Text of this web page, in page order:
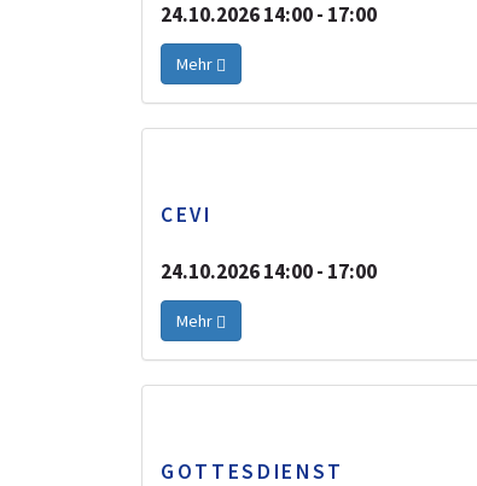
24.10.2026 14:00 - 17:00
Mehr
CEVI
24.10.2026 14:00 - 17:00
Mehr
GOTTESDIENST